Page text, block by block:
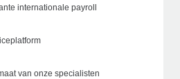
internationale payroll
van onze specialisten